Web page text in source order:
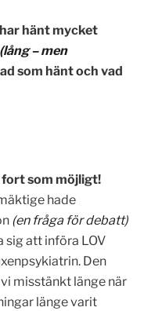
hänt mycket
(lång – men
som hänt och vad
fort som möjligt!
hade
(en fråga för debatt)
sig att införa LOV
Den
misstänkt länge när
länge varit